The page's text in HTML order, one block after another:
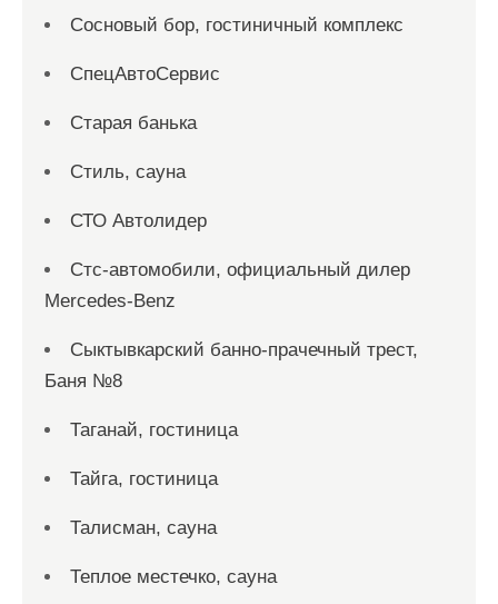
Сосновый бор, гостиничный комплекс
СпецАвтоСервис
Старая банька
Стиль, сауна
СТО Автолидер
Стс-автомобили, официальный дилер
Mercedes-Benz
Сыктывкарский банно-прачечный трест,
Баня №8
Таганай, гостиница
Тайга, гостиница
Талисман, сауна
Теплое местечко, сауна